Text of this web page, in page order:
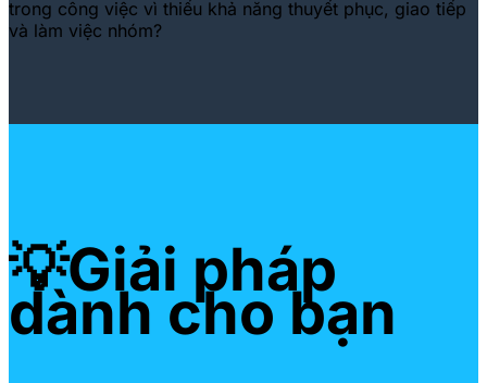
trong công việc vì thiếu khả năng thuyết phục, giao tiếp
và làm việc nhóm?
💡Giải pháp
dành cho bạn